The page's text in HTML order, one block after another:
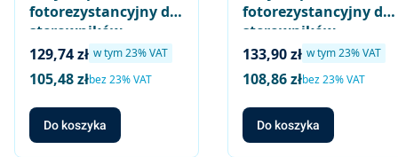
fotorezystancyjny do
sterowników
palników olejowych
małej mocy,
normalna czułość
(czarny), długość
kabla 70cm / 70mm,
wtykany
Cena brutto
129,74 zł w tym %s VAT
w tym23%VAT
Cena netto
105,48 złbez 23% VAT
Do koszyka
fotorezystancyjny do
sterowników
palników olejowych
małej mocy,
normalna czułość
(czarny), długość
kabla 110cm / 70mm,
bez elementów
Cena brutto
133,90 zł w tym %s VAT
w tym23%VAT
Cena netto
108,86 złbez 23% VAT
Do koszyka